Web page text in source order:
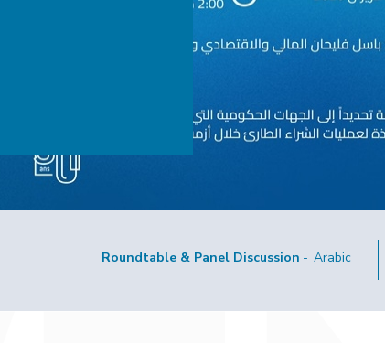
Roundtable & Panel Discussion Arabic